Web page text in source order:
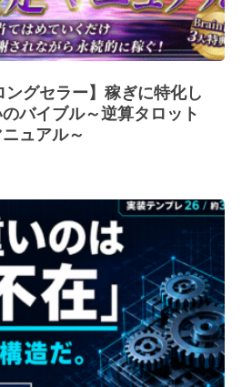
ングセラー】稼ぎに特化し
バイブル～逆算タロット
ュアル～